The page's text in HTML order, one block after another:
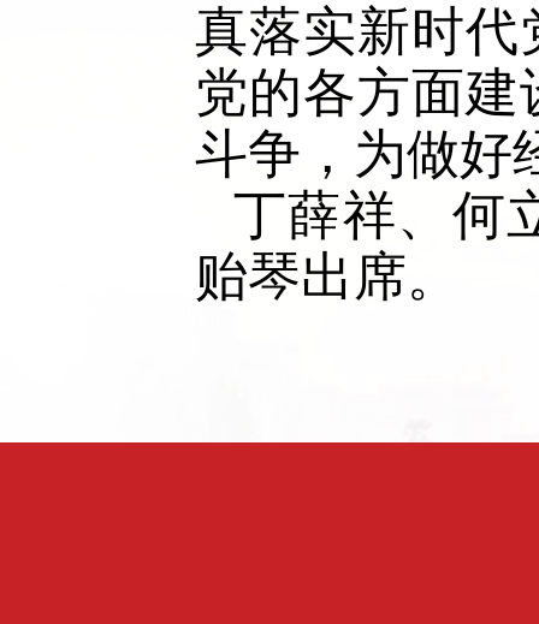
真落实新时代
党的各方面
斗争，为做好
丁薛祥、何
贻琴出席。